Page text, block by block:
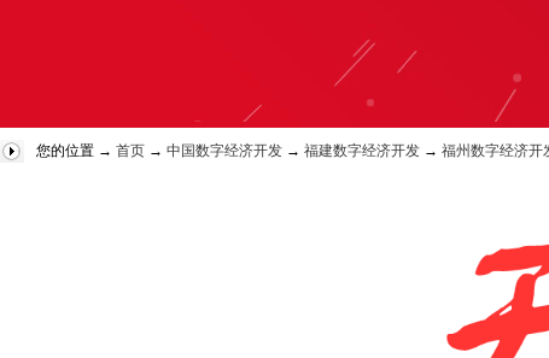
您的位置 → 首页 → 中国数字经济开发 → 福建数字经济开发 → 福州数字经济开